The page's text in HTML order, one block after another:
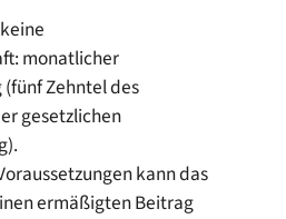
monatlicher
Zehntel des
gesetzlichen
kann das
ermäßigten Beitrag